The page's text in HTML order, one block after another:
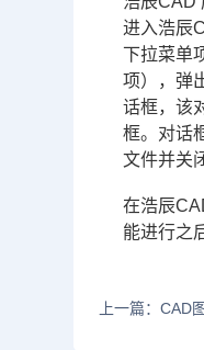
进入浩辰
下拉菜单
项），弹
话框，该
框。对话
文件并关
在浩辰
能进行之
上一篇：CAD